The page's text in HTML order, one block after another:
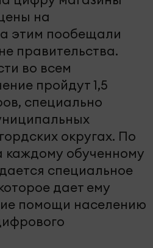
на
этим пообещали
правительства.
во всем
пройдут 1,5
специально
округах. По
каждому обученному
специальное
дает ему
помощи населению